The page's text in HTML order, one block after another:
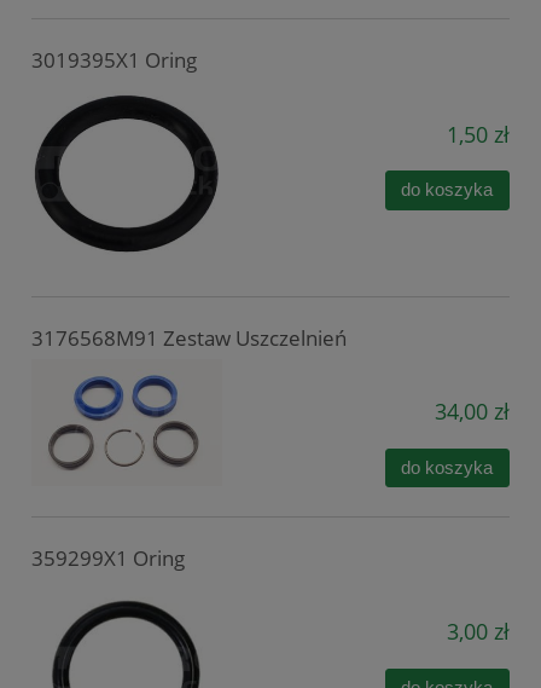
3019395X1 Oring
1,50 zł
do koszyka
3176568M91 Zestaw Uszczelnień
34,00 zł
do koszyka
359299X1 Oring
3,00 zł